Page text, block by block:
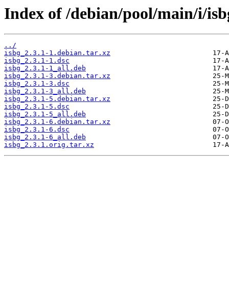
Index of /debian/pool/main/i/
../
isbg_2.3.1-1.debian.tar.xz
isbg_2.3.1-1.dsc
isbg_2.3.1-1_all.deb
isbg_2.3.1-3.debian.tar.xz
isbg_2.3.1-3.dsc
isbg_2.3.1-3_all.deb
isbg_2.3.1-5.debian.tar.xz
isbg_2.3.1-5.dsc
isbg_2.3.1-5_all.deb
isbg_2.3.1-6.debian.tar.xz
isbg_2.3.1-6.dsc
isbg_2.3.1-6_all.deb
isbg_2.3.1.orig.tar.xz